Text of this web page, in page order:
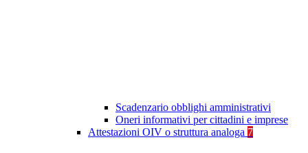
Scadenzario obblighi amministrativi
Oneri informativi per cittadini e imprese
Attestazioni OIV o struttura analoga 7